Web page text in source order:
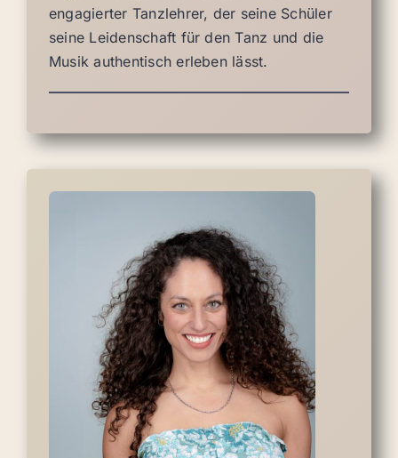
engagierter Tanzlehrer, der seine Schüler
seine Leidenschaft für den Tanz und die
Musik authentisch erleben lässt.